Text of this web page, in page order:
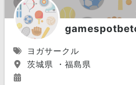
ヨガサークル
茨城県 ・福島県